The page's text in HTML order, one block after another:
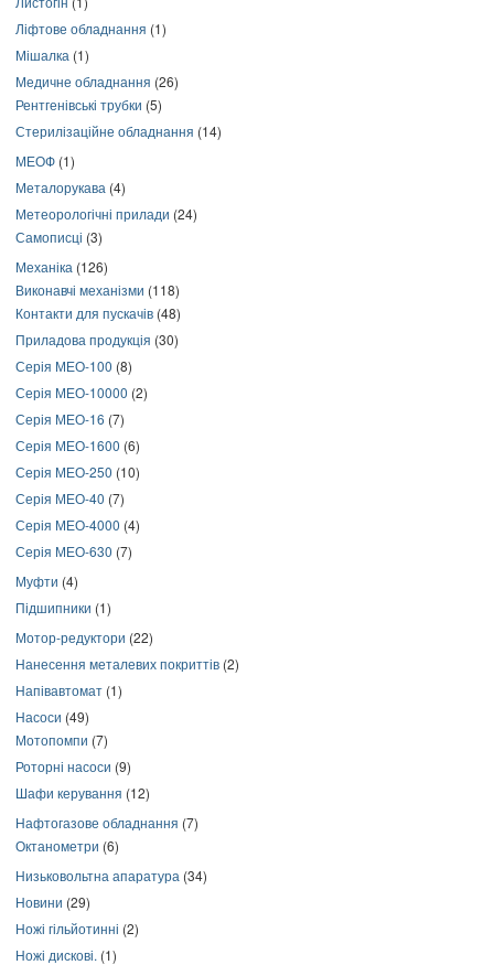
Ліфтове обладнання (1)
Мішалка (1)
Медичне обладнання (26)
Рентгенівські трубки (5)
Стерилізаційне обладнання (14)
МЕОФ (1)
Металорукава (4)
Метеорологічні прилади (24)
Самописці (3)
Механіка (126)
Виконавчі механізми (118)
Контакти для пускачів (48)
Приладова продукція (30)
Серія МЕО-100 (8)
Серія МЕО-10000 (2)
Серія МЕО-16 (7)
Серія МЕО-1600 (6)
Серія МЕО-250 (10)
Серія МЕО-40 (7)
Серія МЕО-4000 (4)
Серія МЕО-630 (7)
Муфти (4)
Підшипники (1)
Мотор-редуктори (22)
Нанесення металевих покриттів (2)
Напівавтомат (1)
Насоси (49)
Мотопомпи (7)
Роторні насоси (9)
Шафи керування (12)
Нафтогазове обладнання (7)
Октанометри (6)
Низьковольтна апаратура (34)
Новини (29)
Ножі гільйотинні (2)
Ножі дискові. (1)